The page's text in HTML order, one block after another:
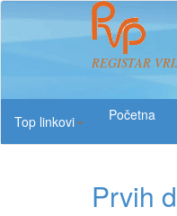
REGISTAR
Top linkovi
Prvih